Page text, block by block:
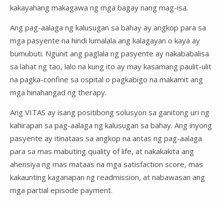
kakayahang makagawa ng mga bagay nang mag-isa.
Ang pag-aalaga ng kalusugan sa bahay ay angkop para sa
mga pasyente na hindi lumalala ang kalagayan o kaya ay
bumubuti. Ngunit ang paglala ng pasyente ay nakababalisa
sa lahat ng tao, lalo na kung ito ay may kasamang paulit-ulit
na pagka-confine sa ospital o pagkabigo na makamit ang
mga hinahangad ng therapy.
Ang VITAS ay isang positibong solusyon sa ganitong uri ng
kahirapan sa pag-aalaga ng kalusugan sa bahay. Ang inyong
pasyente ay itinataas sa angkop na antas ng pag-aalaga
para sa mas mabuting quality of life, at nakakakita ang
ahensiya ng mas mataas na mga satisfaction score, mas
kakaunting kaganapan ng readmission, at nabawasan ang
mga partial episode payment.